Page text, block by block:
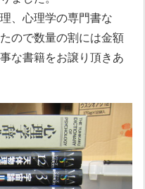
、心理学の専門書な
ので数量の割には金額
な書籍をお譲り頂きあ